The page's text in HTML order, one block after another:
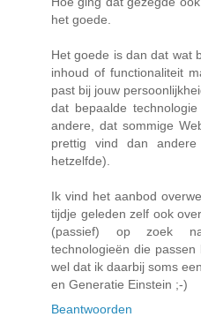
het goede.
Het goede is dan dat wat
inhoud of functionaliteit
past bij jouw
dat bepaalde
andere, dat sommige
prettig vind dan
hetzelfde).
Ik vind het aanbod
tijdje geleden zelf ook
(passief) op zoek
technologieën die
wel dat ik daarbij soms
en Generatie Einstein ;-)
Beantwoorden